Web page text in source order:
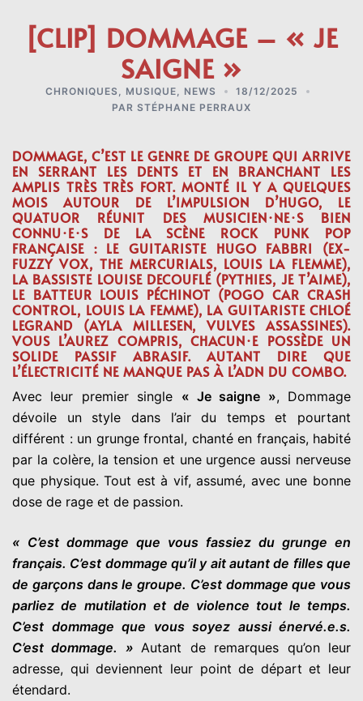
[CLIP] DOMMAGE – « JE
SAIGNE »
CHRONIQUES MUSIQUE NEWS
18/12/2025
PAR STÉPHANE PERRAUX
DOMMAGE, C’EST LE GENRE DE GROUPE QUI ARRIVE
EN SERRANT LES DENTS ET EN BRANCHANT LES
AMPLIS TRÈS TRÈS FORT. MONTÉ IL Y A QUELQUES
MOIS AUTOUR DE L’IMPULSION D’HUGO, LE
QUATUOR RÉUNIT DES MUSICIEN·NE·S BIEN
CONNU·E·S DE LA SCÈNE ROCK PUNK POP
FRANÇAISE : LE GUITARISTE HUGO FABBRI
(EX-
FUZZY VOX, THE MERCURIALS, LOUIS LA FLEMME),
LA BASSISTE LOUISE DECOUFLÉ (PYTHIES, JE T’AIME),
LE BATTEUR LOUIS PÉCHINOT (POGO CAR CRASH
CONTROL, LOUIS LA FEMME), LA GUITARISTE CHLOÉ
LEGRAND (AYLA MILLESEN, VULVES ASSASSINES).
VOUS L’AUREZ COMPRIS, CHACUN·E POSSÈDE UN
SOLIDE PASSIF ABRASIF. AUTANT DIRE QUE
L’ÉLECTRICITÉ NE MANQUE PAS À L’ADN DU COMBO.
Avec leur premier single « Je saigne », Dommage
dévoile un style dans l’air du temps et pourtant
différent : un grunge frontal, chanté en français, habité
par la colère, la tension et une urgence aussi nerveuse
que physique. Tout est à vif, assumé, avec une bonne
dose de rage et de passion.
« C’est dommage que vous fassiez du grunge en
français. C’est dommage qu’il y ait autant de filles que
de garçons dans le groupe. C’est dommage que vous
parliez de mutilation et de violence tout le temps.
C’est dommage que vous soyez aussi énervé.e.s.
C’est dommage. » Autant de remarques qu’on leur
adresse, qui deviennent leur point de départ et leur
étendard.